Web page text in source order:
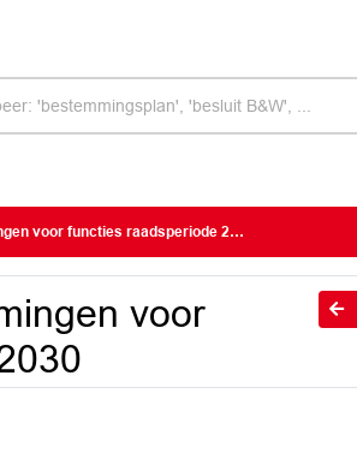
functies raadsperiode 2026-2030
voor